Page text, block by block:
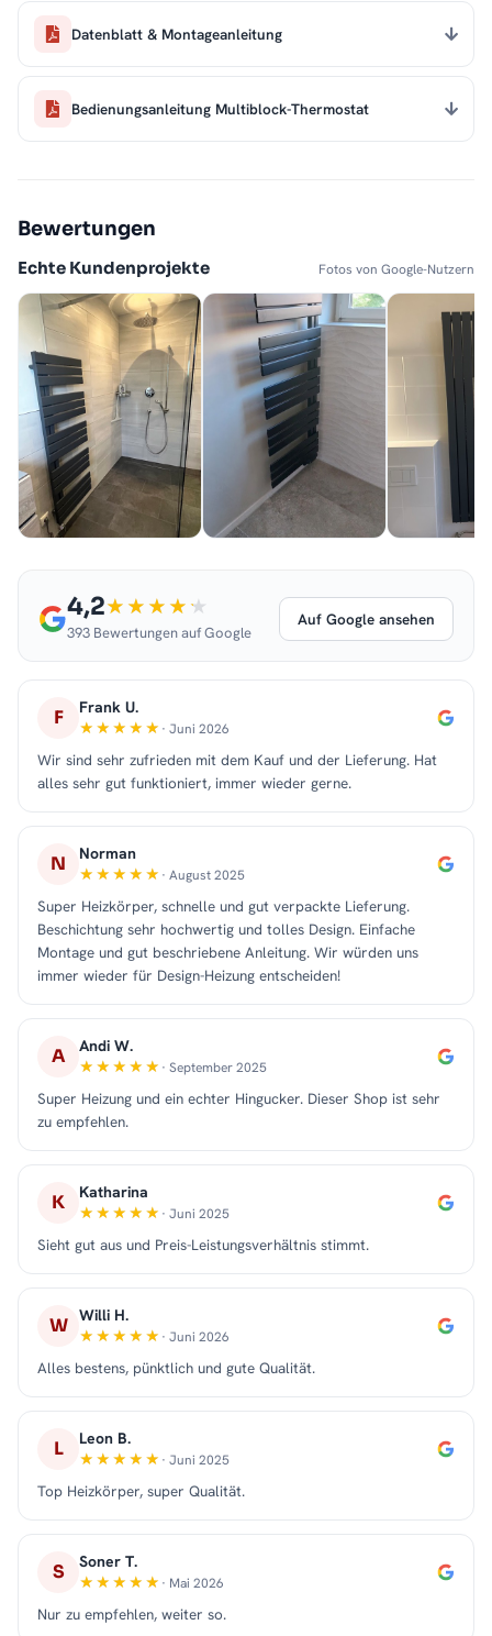
Datenblatt & Montageanleitung
Bedienungsanleitung Multiblock-Thermostat
Bewertungen
Echte Kundenprojekte Fotos von Google-Nutzern
4,2
393 Bewertungen auf Google
Auf Google ansehen
F Frank U.
· Juni 2026
Wir sind sehr zufrieden mit dem Kauf und der Lieferung. Hat
alles sehr gut funktioniert, immer wieder gerne.
N Norman
· August 2025
Super Heizkörper, schnelle und gut verpackte Lieferung.
Beschichtung sehr hochwertig und tolles Design. Einfache
Montage und gut beschriebene Anleitung. Wir würden uns
immer wieder für Design-Heizung entscheiden!
A Andi W.
· September 2025
Super Heizung und ein echter Hingucker. Dieser Shop ist sehr
zu empfehlen.
K Katharina
· Juni 2025
Sieht gut aus und Preis-Leistungsverhältnis stimmt.
W Willi H.
· Juni 2026
Alles bestens, pünktlich und gute Qualität.
L Leon B.
· Juni 2025
Top Heizkörper, super Qualität.
S Soner T.
· Mai 2026
Nur zu empfehlen, weiter so.